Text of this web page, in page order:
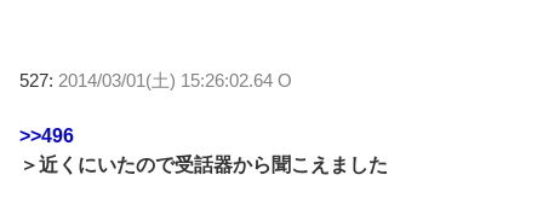
527: 2014/03/01(土) 15:26:02.64 O
>>496
＞近くにいたので受話器から聞こえました